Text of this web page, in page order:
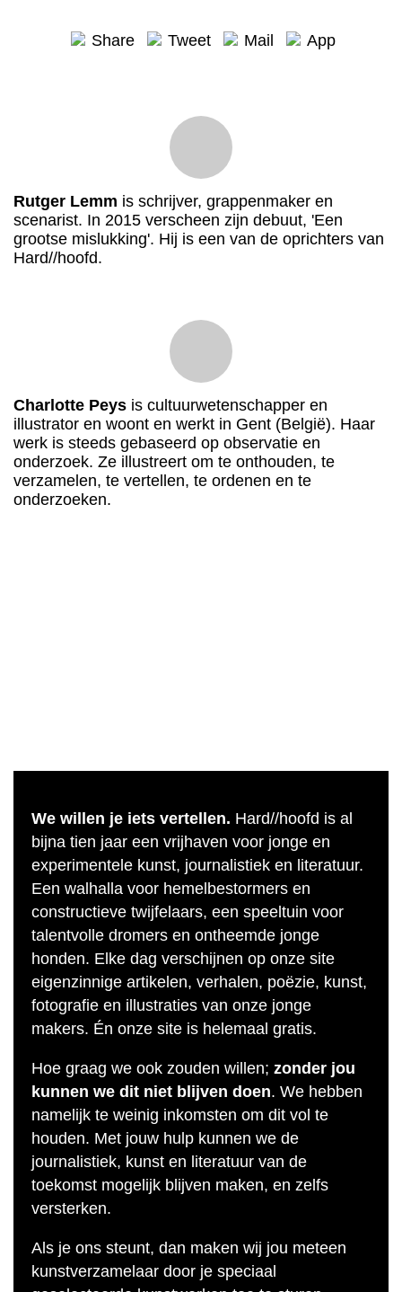
Share Tweet Mail App
Rutger Lemm is schrijver, grappenmaker en
scenarist. In 2015 verscheen zijn debuut, 'Een
grootse mislukking'. Hij is een van de oprichters van
Hard//hoofd.
Charlotte Peys is cultuurwetenschapper en
illustrator en woont en werkt in Gent (België). Haar
werk is steeds gebaseerd op observatie en
onderzoek. Ze illustreert om te onthouden, te
verzamelen, te vertellen, te ordenen en te
onderzoeken.
We willen je iets vertellen. Hard//hoofd is al
bijna tien jaar een vrijhaven voor jonge en
experimentele kunst, journalistiek en literatuur.
Een walhalla voor hemelbestormers en
constructieve twijfelaars, een speeltuin voor
talentvolle dromers en ontheemde jonge
honden. Elke dag verschijnen op onze site
eigenzinnige artikelen, verhalen, poëzie, kunst,
fotografie en illustraties van onze jonge
makers. Én onze site is helemaal gratis.
Hoe graag we ook zouden willen; zonder jou
kunnen we dit niet blijven doen. We hebben
namelijk te weinig inkomsten om dit vol te
houden. Met jouw hulp kunnen we de
journalistiek, kunst en literatuur van de
toekomst mogelijk blijven maken, en zelfs
versterken.
Als je ons steunt, dan maken wij jou meteen
kunstverzamelaar door je speciaal